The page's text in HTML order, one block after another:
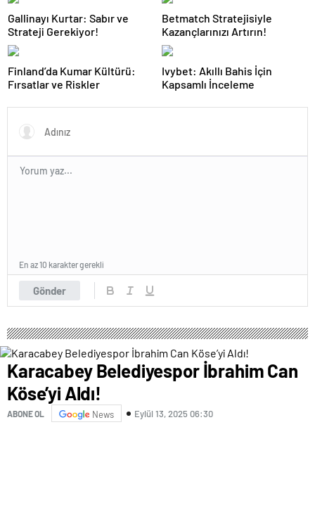
Gallinayı Kurtar: Sabır ve
Strateji Gerekiyor!
Betmatch Stratejisiyle
Kazançlarınızı Artırın!
Finland’da Kumar Kültürü:
Fırsatlar ve Riskler
Ivybet: Akıllı Bahis İçin
Kapsamlı İnceleme
Gönder
En az 10 karakter gerekli
Karacabey Belediyespor İbrahim Can
Köse’yi Aldı!
ABONE OL News Eylül 13, 2025 06:30